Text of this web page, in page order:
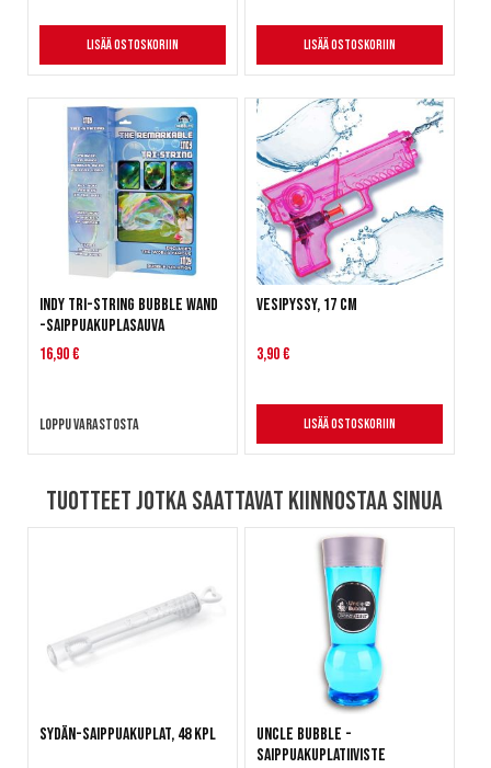
Lisää ostoskoriin Lisää ostoskoriin
Indy Tri-String Bubble Wand
-saippuakuplasauva
16,90 €
Loppu varastosta
Vesipyssy, 17 cm
3,90 €
Lisää ostoskoriin
Tuotteet jotka saattavat kiinnostaa sinua
Sydän-saippuakuplat, 48 kpl
Uncle Bubble -
saippuakuplatiiviste